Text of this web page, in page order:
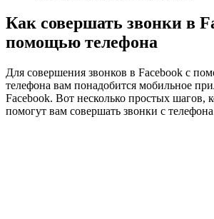
Как совершать звонки в
помощью телефона
Для совершения звонков в Facebook с
телефона вам понадобится мобильное
Facebook. Вот несколько простых шагов,
помогут вам совершать звонки с